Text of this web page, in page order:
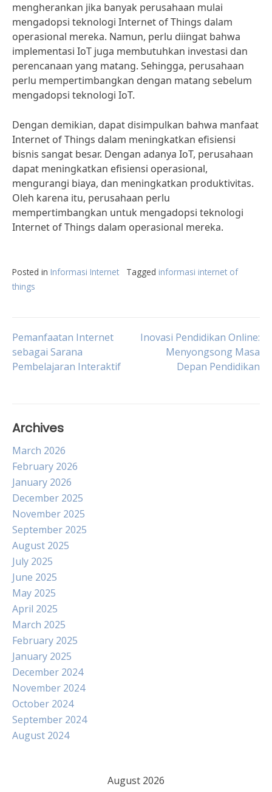
mengherankan jika banyak perusahaan mulai
mengadopsi teknologi Internet of Things dalam
operasional mereka. Namun, perlu diingat bahwa
implementasi IoT juga membutuhkan investasi dan
perencanaan yang matang. Sehingga, perusahaan
perlu mempertimbangkan dengan matang sebelum
mengadopsi teknologi IoT.
Dengan demikian, dapat disimpulkan bahwa manfaat
Internet of Things dalam meningkatkan efisiensi
bisnis sangat besar. Dengan adanya IoT, perusahaan
dapat meningkatkan efisiensi operasional,
mengurangi biaya, dan meningkatkan produktivitas.
Oleh karena itu, perusahaan perlu
mempertimbangkan untuk mengadopsi teknologi
Internet of Things dalam operasional mereka.
Posted in Informasi Internet Tagged informasi internet of
things
Post
navigation
Pemanfaatan Internet
sebagai Sarana
Pembelajaran Interaktif
Inovasi Pendidikan Online:
Menyongsong Masa
Depan Pendidikan
Archives
March 2026
February 2026
January 2026
December 2025
November 2025
September 2025
August 2025
July 2025
June 2025
May 2025
April 2025
March 2025
February 2025
January 2025
December 2024
November 2024
October 2024
September 2024
August 2024
August 2026